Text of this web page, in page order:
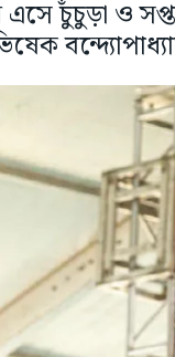
চুঁচুড়া ও